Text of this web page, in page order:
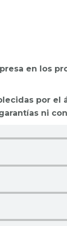
en los
por el
ni